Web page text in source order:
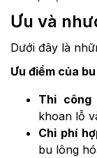
Ưu và
Dưới đây là
Ưu điểm của
Thi công
khoan lỗ
Chi phí
bu lông